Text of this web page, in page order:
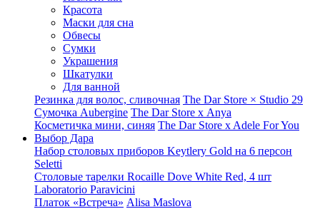
Красота
Маски для сна
Обвесы
Сумки
Украшения
Шкатулки
Для ванной
Резинка для волос, сливочная The Dar Store × Studio 29
Сумочка Aubergine The Dar Store x Anya
Косметичка мини, синяя The Dar Store x Adele For You
Выбор Дара
Набор столовых приборов Keytlery Gold на 6 персон
Seletti
Столовые тарелки Rocaille Dove White Red, 4 шт
Laboratorio Paravicini
Платок «Встреча» Alisa Maslova